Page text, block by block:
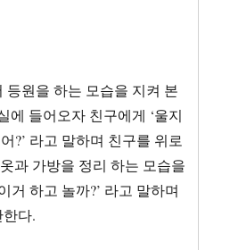
등원을 하는 모습을 지켜 본
에 들어오자 친구에게 ‘울지
?’ 라고 말하며 친구를 위로
과 가방을 정리 하는 모습을
거 하고 놀까?’ 라고 말하며
다.